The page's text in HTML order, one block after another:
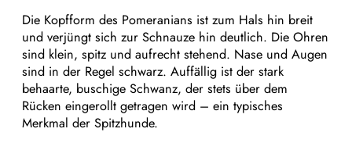
Die Kopfform des Pomeranians ist zum Hals hin breit
und verjüngt sich zur Schnauze hin deutlich. Die Ohren
sind klein, spitz und aufrecht stehend. Nase und Augen
sind in der Regel schwarz. Auffällig ist der stark
behaarte, buschige Schwanz, der stets über dem
Rücken eingerollt getragen wird – ein typisches
Merkmal der Spitzhunde.